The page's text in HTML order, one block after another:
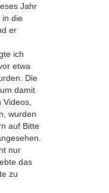
Jahr
in die
er
ich
etwa
Die
damit
wurden
auf Bitte
nur
das
zu